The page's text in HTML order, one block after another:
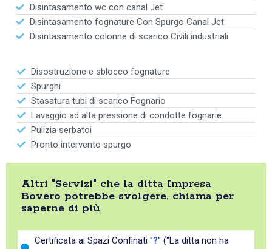
Disintasamento wc con canal Jet
Disintasamento fognature Con Spurgo Canal Jet
Disintasamento colonne di scarico Civili industriali
Disostruzione e sblocco fognature
Spurghi
Stasatura tubi di scarico Fognario
Lavaggio ad alta pressione di condotte fognarie
Pulizia serbatoi
Pronto intervento spurgo
Altri "Servizi" che la ditta Impresa
Bovero potrebbe svolgere, chiama per
saperne di più
Certificata ai Spazi Confinati "?" ("La ditta non ha